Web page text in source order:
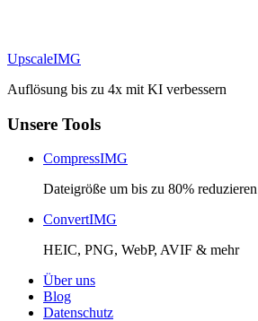
UpscaleIMG
Auflösung bis zu 4x mit KI verbessern
Unsere Tools
CompressIMG
Dateigröße um bis zu 80% reduzieren
ConvertIMG
HEIC, PNG, WebP, AVIF & mehr
Über uns
Blog
Datenschutz